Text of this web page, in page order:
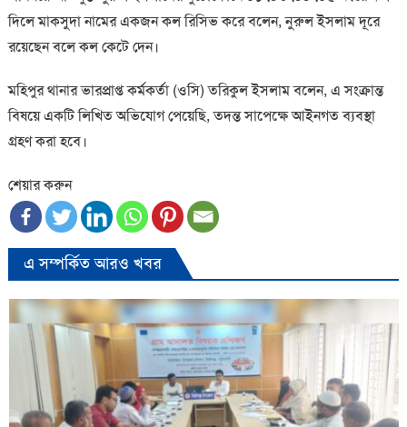
দিলে মাকসুদা নামের একজন কল রিসিভ করে বলেন, নুরুল ইসলাম দূরে
রয়েছেন বলে কল কেটে দেন।
মহিপুর থানার ভারপ্রাপ্ত কর্মকর্তা (ওসি) তরিকুল ইসলাম বলেন, এ সংক্রান্ত
বিষয়ে একটি লিখিত অভিযোগ পেয়েছি, তদন্ত সাপেক্ষে আইনগত ব্যবস্থা
গ্রহণ করা হবে।
শেয়ার করুন
এ সম্পর্কিত আরও খবর